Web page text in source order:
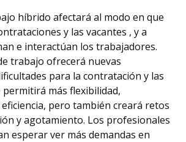
híbrido afectará al modo en que
y las vacantes , y a
e interactúan los trabajadores.
trabajo ofrecerá nuevas
para la contratación y las
permitirá más flexibilidad,
pero también creará retos
y agotamiento. Los profesionales
esperar ver más demandas en